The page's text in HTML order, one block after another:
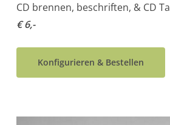
CD brennen, beschriften, & CD
€ 6,-
Konfigurieren & Bestellen